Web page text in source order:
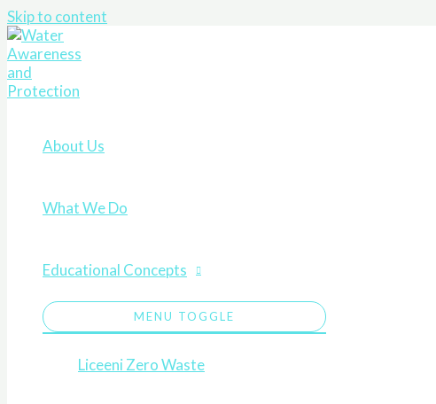
Skip to content
About Us
What We Do
Educational Concepts
MENU TOGGLE
Liceeni Zero Waste